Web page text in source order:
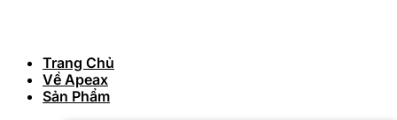
Trang Chủ
Về Apeax
Sản Phẩm